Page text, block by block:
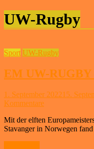
UW-Rugby
Sport UW-Rugby
EM UW-RUGBY
1. September 202215.
Kommentare
Mit der elften
Stavanger in Norwegen